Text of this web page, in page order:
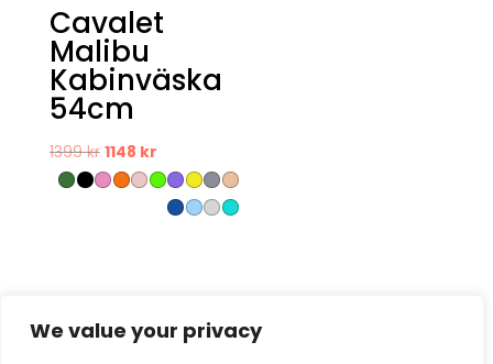
We value your privacy
Cavalet
Malibu
Kabinväska
54cm
1399kr Det
ursprungliga
1148 krDet
nuvarande
priset